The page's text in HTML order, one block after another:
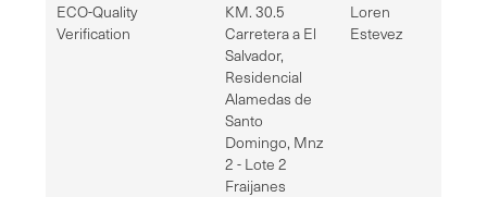
ECO-Quality
Verification
KM. 30.5
Carretera a El
Salvador,
Residencial
Alamedas de
Santo
Domingo, Mnz
2 - Lote 2
Fraijanes
Loren
Estevez